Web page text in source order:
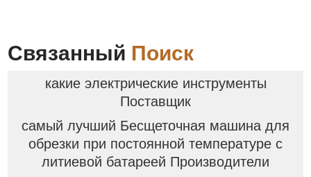
Связанный Поиск
какие электрические инструменты
Поставщик
самый лучший Бесщеточная машина для
обрезки при постоянной температуре с
литиевой батареей Производители